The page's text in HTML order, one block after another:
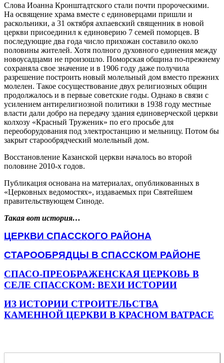
Слова Иоанна Кронштадтского стали почти пророческими.
На освящение храма вместе с единоверцами пришли и
раскольники, а 31 октября ахпаевский священник в новой
церкви присоединил к единоверию 7 семей поморцев. В
последующие два года число прихожан составило около
половины жителей. Хотя полного духовного единения между
новоусадцами не произошло. Поморская община по-прежнему
сохраняла свое значение и в 1906 году даже получила
разрешение построить новый молельный дом вместо прежних
молелен. Такое сосуществование двух религиозных общин
продолжалось и в первые советские годы. Однако в связи с
усилением антирелигиозной политики в 1938 году местные
власти дали добро на передачу здания единоверческой церкви
колхозу «Красный Труженик» по его просьбе для
переоборудования под электростанцию и мельницу. Потом бы
закрыт старообрядческий молельный дом.
Восстановление Казанской церкви началось во второй
половине 2010-х годов.
Публикация основана на материалах, опубликованных в
«Церковных ведомостях», издаваемых при Святейшем
правительствующем Синоде.
Такая вот история…
ЦЕРКВИ СПАССКОГО РАЙОНА
СТАРООБРЯДЦЫ В СПАССКОМ РАЙОНЕ
СПАСО-ПРЕОБРАЖЕНСКАЯ ЦЕРКОВЬ В
СЕЛЕ СПАССКОМ: ВЕХИ ИСТОРИИ
ИЗ ИСТОРИИ СТРОИТЕЛЬСТВА
КАМЕННОЙ ЦЕРКВИ В КРАСНОМ ВАТРАСЕ